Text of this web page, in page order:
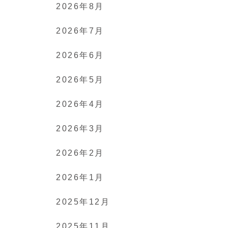
2026年8月
2026年7月
2026年6月
2026年5月
2026年4月
2026年3月
2026年2月
2026年1月
2025年12月